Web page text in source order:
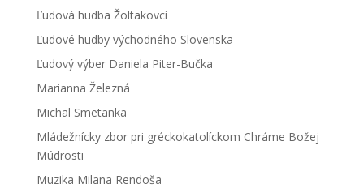
Ľudová hudba Žoltakovci
Ľudové hudby východného Slovenska
Ľudový výber Daniela Piter-Bučka
Marianna Železná
Michal Smetanka
Mládežnícky zbor pri gréckokatolíckom Chráme Božej
Múdrosti
Muzika Milana Rendoša